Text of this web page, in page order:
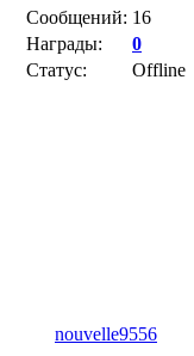
Сообщений: 16
Награды:
0
Статус:
Offline
nouvelle9556